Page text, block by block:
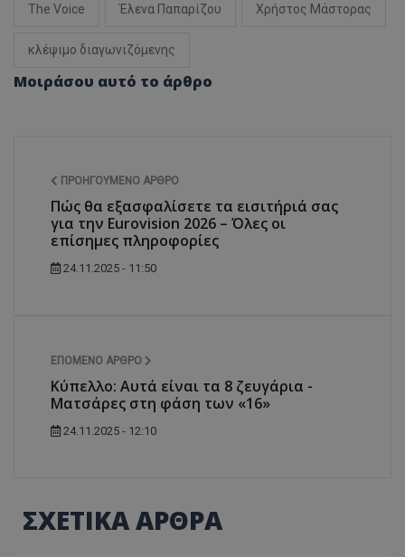
The Voice Έλενα Παπαρίζου Χρήστος Μάστορας
κλέψιμο διαγωνιζόμενης
Μοιράσου αυτό το άρθρο
ΠΡΟΗΓΟΎΜΕΝΟ ΆΡΘΡΟ
Πώς θα εξασφαλίσετε τα εισιτήριά σας
για την Eurovision 2026 – Όλες οι
επίσημες πληροφορίες
24.11.2025 - 11:50
ΕΠΌΜΕΝΟ ΆΡΘΡΟ
Κύπελλο: Αυτά είναι τα 8 ζευγάρια -
Ματσάρες στη φάση των «16»
24.11.2025 - 12:10
ΣΧΕΤΙΚΑ ΑΡΘΡΑ